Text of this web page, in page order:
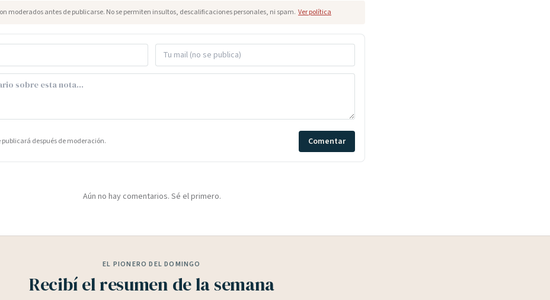
moderados antes de publicarse. No se permiten insultos, descalificaciones personales, ni spam. Ver política
después de moderación. Comentar
Aún no hay comentarios. Sé el primero.
EL PIONERO DEL DOMINGO
Recibí el resumen de la semana